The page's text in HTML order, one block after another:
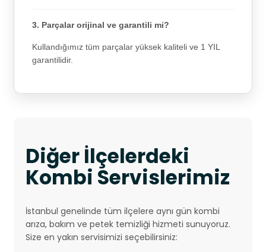
3. Parçalar orijinal ve garantili mi?
Kullandığımız tüm parçalar yüksek kaliteli ve 1 YIL
garantilidir.
Diğer İlçelerdeki
Kombi Servislerimiz
İstanbul genelinde tüm ilçelere aynı gün kombi
arıza, bakım ve petek temizliği hizmeti sunuyoruz.
Size en yakın servisimizi seçebilirsiniz: